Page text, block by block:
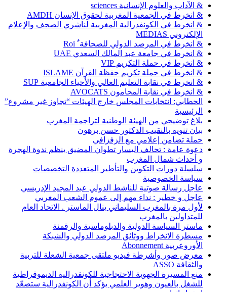
& الآداب والعلوم الإنسانية sciences
& انخرط في الجمعية المغربية لحقوق الإنسان AMDH
& انخرط في الكونفدرالية المغربية لناشري الصحف والإعلام
الإلكتروني MEDIAS
& انخرط في المرصد الدولي للصحافة ٌ Roi
& انخرط في جامعة عبد المالك السعدي UAE
& انخرط في حملة التكريم VIP
& انخرط في حملة تكريم حفظة القرآن ISLAME
& انخرط في نقابة التعليم العالي والأحياء الجامعية SUP
& انخرط في نقابة المحامون AVOCATS
الحطابي: انتخابات المجلس خارج الهيئات “تجاوز غير مشروع”
الرئيسية
بلاغ توضيحي من الهيئة الوطنية لتراجمة المغرب
بيان تنويه بالنقيب الدكتور حسن برهون
حملة تضامن إعلامي مع الزفزافي
دعوة عامة : تحالف اليسار تطوان المضيق ينظم ندوة الهجرة
و أحداث شمال المغرب
سلسلة دورات التكوين والتأطير المتعددة التخصصات
سياسة الخصوصية
عاجل رسالة صوتية للناشط الدولي عبد المجيد الإدريسي
عاجل و خطير : نداء مهم إلى عموم الشعب المغربي
لأول مرة بالمغرب السليماني ينال الماستر . الاتحاد العام
للمتداولين بالمغرب
ماستر السياسة الدولية والدبلوماسية والرقمنة
مسطرة الانخراط ووثائق المرصد الدولي والشبكة
الأوروعربية Abonnement
معرض صور وأشرطة فيديو ملتقى جمعية الشعلة للتربية
والثقافة ASSO
منع المسيرة الجهوية الاحتجاجية للكونفدرالية الديموقراطية
للشغل بالعيون وهوير العلمي يؤكد أن الكونفدرالية ستصعّد